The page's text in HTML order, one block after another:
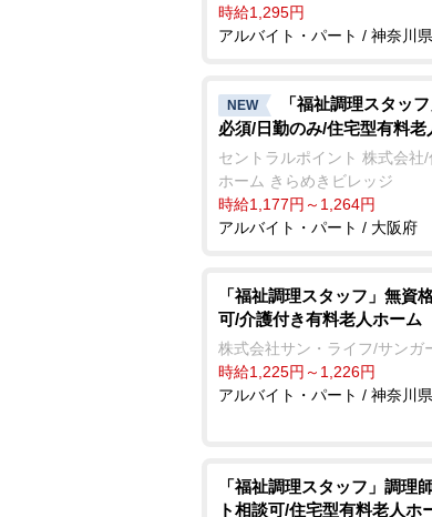
時給1,295円
アルバイト・パート / 神奈川県
NEW
「福祉調理スタッ
必須/日勤のみ/住宅型有料老
セントラルポイント 株式会社/
ホーム きらめきビレッジ
時給1,177円～1,264円
アルバイト・パート / 大阪府
「福祉調理スタッフ」無資
可/介護付き有料老人ホーム
株式会社サン・ライフ/サンガ
時給1,225円～1,226円
アルバイト・パート / 神奈川県
「福祉調理スタッフ」調理
ト相談可/住宅型有料老人ホ